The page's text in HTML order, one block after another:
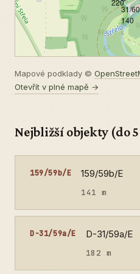
31/
140
Mapové podklady ©
Otevřít v plné mapě →
Nejbližší objekty (do
159/59b/E 159/59b/E
141 m
D-31/59a/E D-31/59a/E
182 m